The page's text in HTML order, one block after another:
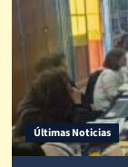
Últimas Noticias